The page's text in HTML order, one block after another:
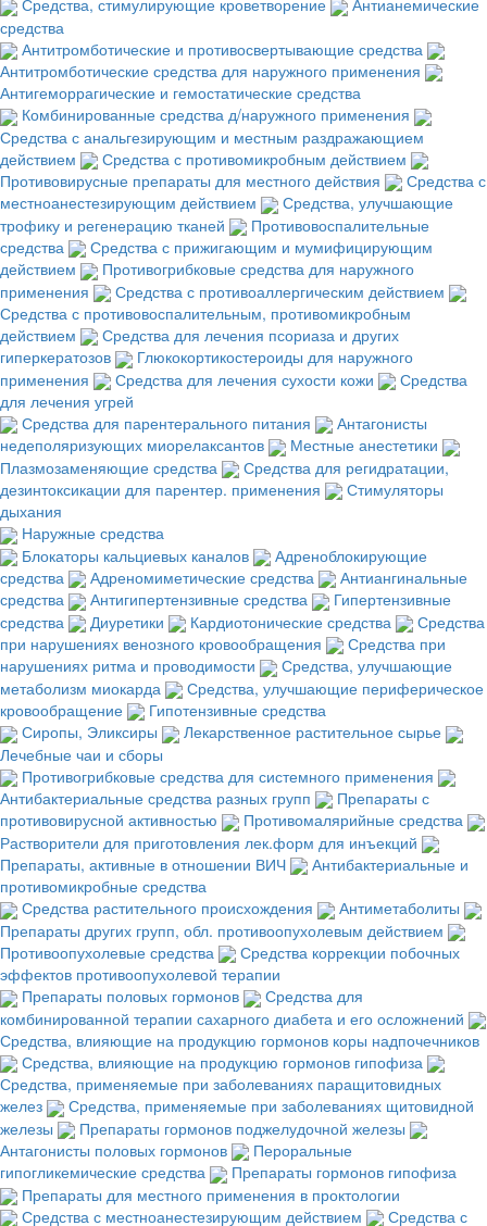
Средства, стимулирующие кроветворение
Антианемические
средства
Антитромботические и противосвертывающие средства
Антитромботические средства для наружного применения
Антигеморрагические и гемостатические средства
Комбинированные средства д/наружного применения
Средства с анальгезирующим и местным раздражающием
действием
Средства с противомикробным действием
Противовирусные препараты для местного действия
Средства с
местноанестезирующим действием
Средства, улучшающие
трофику и регенерацию тканей
Противовоспалительные
средства
Средства с прижигающим и мумифицирующим
действием
Противогрибковые средства для наружного
применения
Средства с противоаллергическим действием
Средства с противовоспалительным, противомикробным
действием
Средства для лечения псориаза и других
гиперкератозов
Глюкокортикостероиды для наружного
применения
Средства для лечения сухости кожи
Средства
для лечения угрей
Средства для парентерального питания
Антагонисты
недеполяризующих миорелаксантов
Местные анестетики
Плазмозаменяющие средства
Средства для регидратации,
дезинтоксикации для парентер. применения
Стимуляторы
дыхания
Наружные средства
Блокаторы кальциевых каналов
Адреноблокирующие
средства
Адреномиметические средства
Антиангинальные
средства
Антигипертензивные средства
Гипертензивные
средства
Диуретики Кардиотонические средства
Средства
при нарушениях венозного кровообращения
Средства при
нарушениях ритма и проводимости
Средства, улучшающие
метаболизм миокарда
Средства, улучшающие периферическое
кровообращение
Гипотензивные средства
Сиропы, Эликсиры
Лекарственное растительное сырье
Лечебные чаи и сборы
Противогрибковые средства для системного применения
Антибактериальные средства разных групп
Препараты с
противовирусной активностью
Противомалярийные средства
Растворители для приготовления лек.форм для инъекций
Препараты, активные в отношении ВИЧ
Антибактериальные и
противомикробные средства
Средства растительного происхождения
Антиметаболиты
Препараты других групп, обл. противоопухолевым действием
Противоопухолевые средства
Средства коррекции побочных
эффектов противоопухолевой терапии
Препараты половых гормонов
Средства для
комбинированной терапии сахарного диабета и его осложнений
Средства, влияющие на продукцию гормонов коры надпочечников
Средства, влияющие на продукцию гормонов гипофиза
Средства, применяемые при заболеваниях паращитовидных
желез
Средства, применяемые при заболеваниях щитовидной
железы
Препараты гормонов поджелудочной железы
Антагонисты половых гормонов
Пероральные
гипогликемические средства
Препараты гормонов гипофиза
Препараты для местного применения в проктологии
Средства с местноанестезирующим действием
Средства с